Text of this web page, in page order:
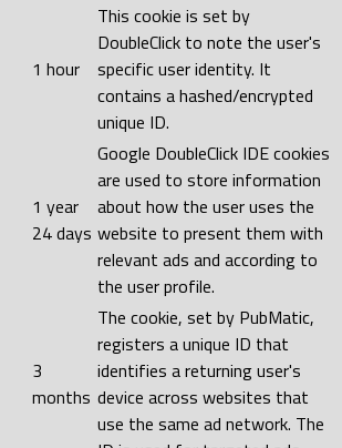
1 hour
This cookie is set by
DoubleClick to note the user's
specific user identity. It
contains a hashed/encrypted
unique ID.
1 year
24 days
Google DoubleClick IDE cookies
are used to store information
about how the user uses the
website to present them with
relevant ads and according to
the user profile.
3
months
The cookie, set by PubMatic,
registers a unique ID that
identifies a returning user's
device across websites that
use the same ad network. The